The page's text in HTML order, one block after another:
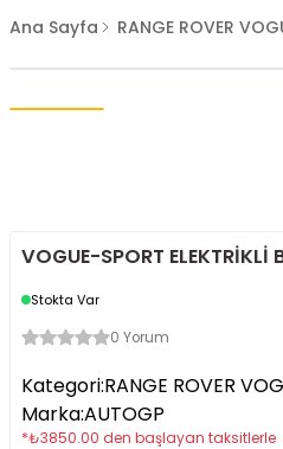
Ana Sayfa RANGE ROVER
VOGUE-SPORT ELEKTRİKLİ
Stokta Var
0 Yorum
Kategori:RANGE ROVER
Marka:AUTOGP
*₺3850.00 den başlayan taksitlerle